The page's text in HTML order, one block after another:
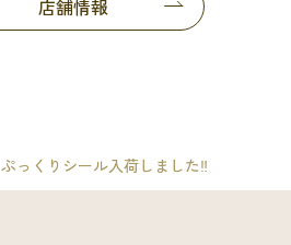
店舗情報
ぷっくりシール入荷しました‼️